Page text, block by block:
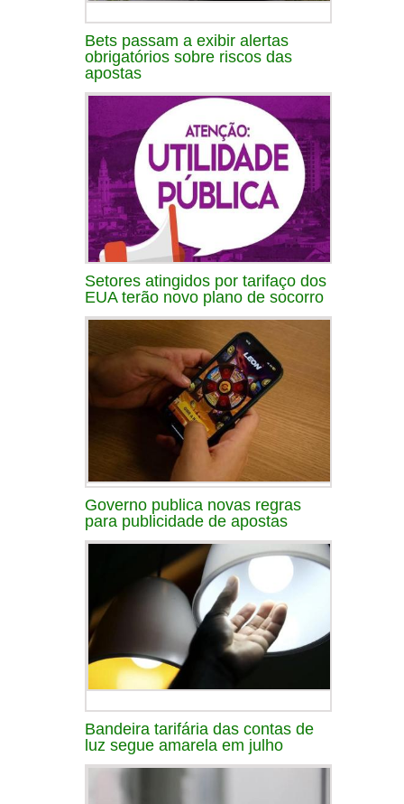
Bets passam a exibir alertas
obrigatórios sobre riscos das
apostas
Setores atingidos por tarifaço dos
EUA terão novo plano de socorro
Governo publica novas regras
para publicidade de apostas
Bandeira tarifária das contas de
luz segue amarela em julho